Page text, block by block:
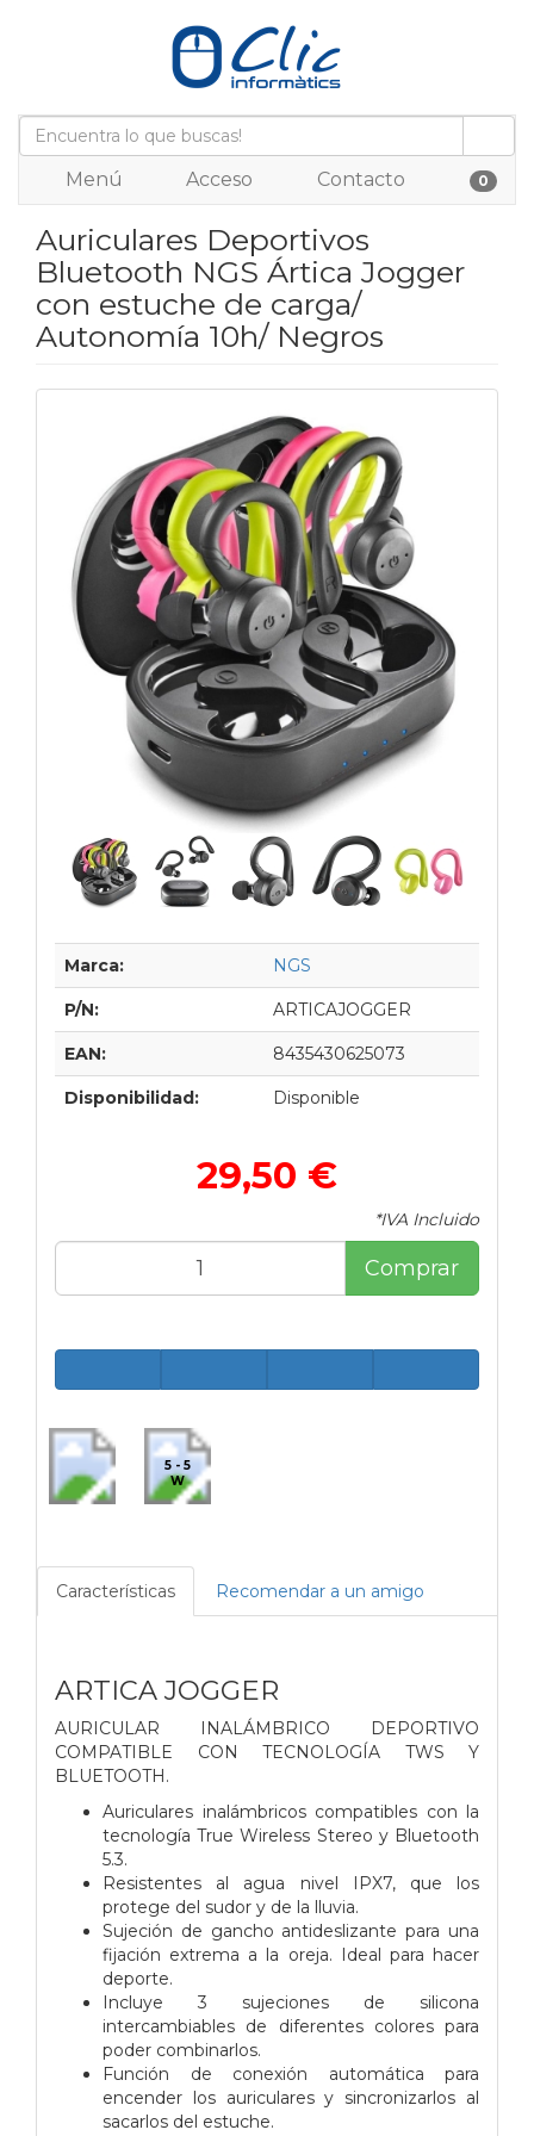
Menú Acceso Contacto 0
Auriculares Deportivos
Bluetooth NGS Ártica Jogger
con estuche de carga/
Autonomía 10h/ Negros
Marca: NGS
P/N: ARTICAJOGGER
EAN: 8435430625073
Disponibilidad: Disponible
29,50 €
*IVA Incluido
Comprar
5 - 5
W
Características Recomendar a un amigo
ARTICA JOGGER
AURICULAR INALÁMBRICO DEPORTIVO
COMPATIBLE CON TECNOLOGÍA TWS Y
BLUETOOTH.
Auriculares inalámbricos compatibles con la
tecnología True Wireless Stereo y Bluetooth
5.3.
Resistentes al agua nivel IPX7, que los
protege del sudor y de la lluvia.
Sujeción de gancho antideslizante para una
fijación extrema a la oreja. Ideal para hacer
deporte.
Incluye 3 sujeciones de silicona
intercambiables de diferentes colores para
poder combinarlos.
Función de conexión automática para
encender los auriculares y sincronizarlos al
sacarlos del estuche.